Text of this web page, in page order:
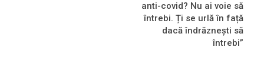
anti-covid? Nu ai voie să
întrebi. Ți se urlă în față
dacă îndrăznești să
întrebi”